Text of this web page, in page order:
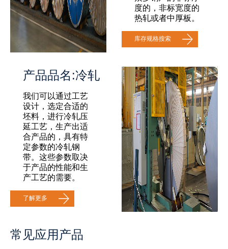
度的，非标宽度的
热轧或者中厚板。
库存规格搜索
产品品名:冷轧
我们可以通过工艺
设计，选定合适的
坯料，进行冷轧压
延工艺，生产出适
合产品的，具有特
定参数的冷轧钢
带。这些参数取决
于产品的性能和生
产工艺的需要。
了解更多
常见应用产品